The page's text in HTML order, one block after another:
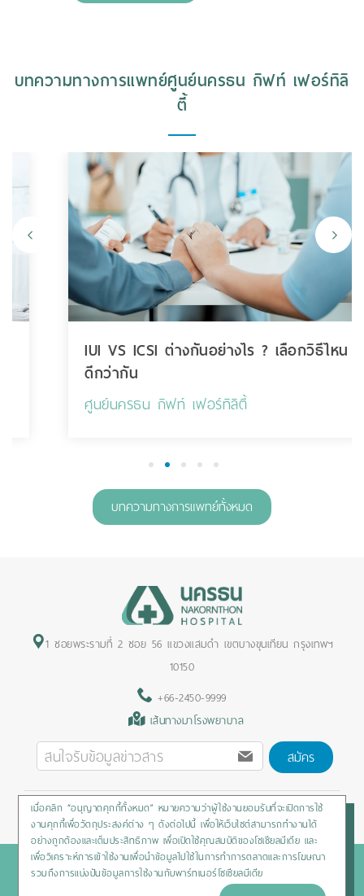
บทความทางการแพทย์ศูนย์นครธน กิฟท์ เฟอร์ทิลิ
ตี้
IUI VS ICSI ต่างกันอย่างไร ? เลือกวิธีไหน
ดีกว่ากัน
ศูนย์นครธน กิฟท์ เฟอร์ทิลิตี้
1 2 3 4 5
บทความทางการแพทย์ทั้งหมด
1 ซอยพระรามที่ 2 ซอย 56 แขวงแสมดำ เขตบางขุนเทียน กรุงเทพฯ
10150
+66-2450-9999
เส้นทางมาโรงพยาบาล
สมัคร
Privacy Policy/Cookies Policy/Sitemap/สิทธิผู้ป่วย
Copyright © 2020 Nakornthon Hospital. All rights reserved
เมื่อคลิก “อนุญาตคุกกี้ทั้งหมด” หมายความว่าผู้ใช้งานยอมรับที่จะเปิดการใช้
งานคุกกี้เพื่อวัตถุประสงค์ต่าง ๆ ดังต่อไปนี้ เพื่อให้เว็บไซต์สามารถทำงานได้
อย่างถูกต้องและเต็มประสิทธิภาพ เพื่อเปิดใช้คุณสมบัติของโซเชียลมีเดีย และ
เพื่อวิเคราะห์การเข้าใช้งานเพื่อนำข้อมูลไปใช้ในการทำการตลาดและการโฆษณา
รวมถึงการแบ่งปันข้อมูลการใช้งานกับพาร์ทเนอร์โซเชียลมีเดีย